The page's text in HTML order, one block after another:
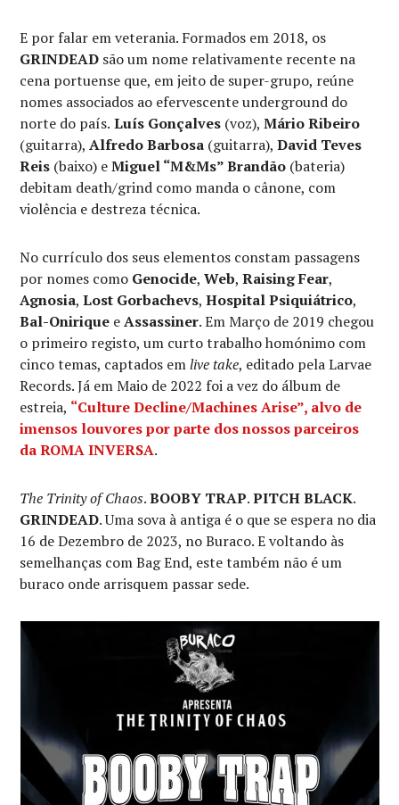
E por falar em veterania. Formados em 2018, os
GRINDEAD são um nome relativamente recente na
cena portuense que, em jeito de super-grupo, reúne
nomes associados ao efervescente underground do
norte do país. Luís Gonçalves (voz),Mário Ribeiro
(guitarra),Alfredo Barbosa (guitarra),David Teves
Reis (baixo) eMiguel “M&Ms” Brandão (bateria)
debitam death/grind como manda o cânone, com
violência e destreza técnica.
No currículo dos seus elementos constam passagens
por nomes como Genocide,Web,Raising Fear,
Agnosia,Lost Gorbachevs,Hospital Psiquiátrico,
Bal-Onirique eAssassiner. Em Março de 2019 chegou
o primeiro registo, um curto trabalho homónimo com
cinco temas, captados emlive take, editado pela Larvae
Records. Já em Maio de 2022 foi a vez do álbum de
estreia, “Culture Decline/Machines Arise”, alvo de
imensos louvores por parte dos nossos parceiros
da ROMA INVERSA.
The Trinity of Chaos.BOOBY TRAP.PITCH BLACK.
GRINDEAD. Uma sova à antiga é o que se espera no dia
16 de Dezembro de 2023, no Buraco. E voltando às
semelhanças com Bag End, este também não é um
buraco onde arrisquem passar sede.